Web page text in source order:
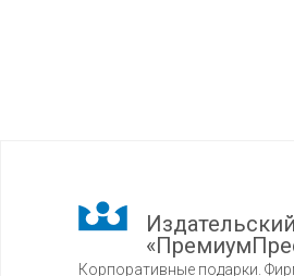
Корпоративные подарки.